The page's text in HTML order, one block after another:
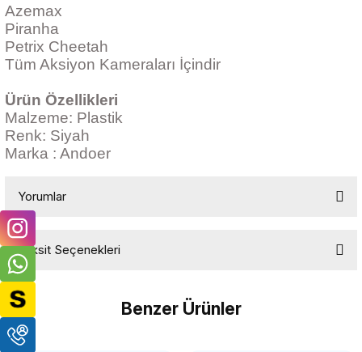
Azemax
Piranha
Petrix Cheetah
Tüm Aksiyon Kameraları İçindir
Ürün Özellikleri
Malzeme: Plastik
Renk: Siyah
Marka : Andoer
Yorumlar
Yorum Yaz
Taksit Seçenekleri
Benzer Ürünler
Insta360